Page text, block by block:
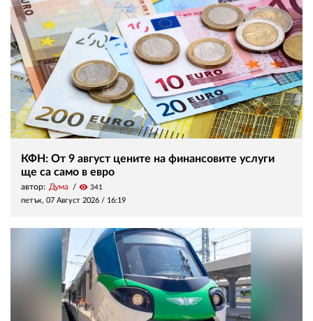
КФН: От 9 август цените на финансовите услуги
ще са само в евро
автор: Дума visibility 341
петък, 07 Август 2026 / 16:19